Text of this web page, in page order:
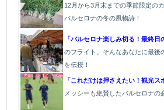
12月から3月末までの季節限定の
バルセロナの冬の風物詩！
「バルセロナ楽しみ切る！最終日
のフライト。そんなあなたに最後
を伝授！
「これだけは押さえたい！観光
メッシーも絶賛したバルセロナの